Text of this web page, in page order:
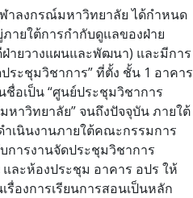
าลงกรณ์มหาวิทยาลัย ได้กำหนด
ายใต้การกำกับดูแลของฝ่าย
ายวางแผนและพัฒนา) และมีการ
ระชุมวิชาการ” ที่ตั้ง ชั้น 1 อาคาร
ชื่อเป็น “ศูนย์ประชุมวิชาการ
าวิทยาลัย” จนถึงปัจจุบัน ภายใต้
เนินงานภายใต้คณะกรรมการ
ารงานจัดประชุมวิชาการ
ละห้องประชุม อาคาร อปร ให้
รื่องการเรียนการสอนเป็นหลัก